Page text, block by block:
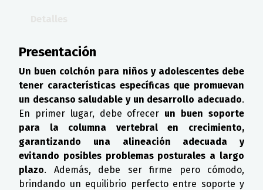
Presentación
Un buen colchón para niños y adolescentes debe
tener características específicas que promuevan
un descanso saludable y un desarrollo adecuado.
En primer lugar, debe ofrecer un buen soporte
para la columna vertebral en crecimiento,
garantizando una alineación adecuada y
evitando posibles problemas posturales a largo
plazo. Además, debe ser firme pero cómodo,
brindando un equilibrio perfecto entre soporte y